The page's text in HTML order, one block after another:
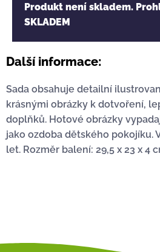
Produkt není skladem.
SKLADEM
Další informace:
Sada obsahuje detailní
krásnými obrázky k dotvoření,
doplňků. Hotové obrázky
jako ozdoba dětského pokojíku.
let. Rozměr balení: 29,5 x 23 x 4